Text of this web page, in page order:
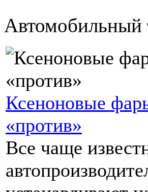
Автомобильный
Ксеноновые
«против»
Все чаще